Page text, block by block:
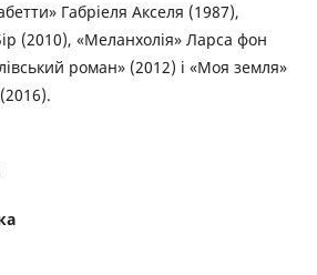
Габріеля Акселя (1987),
(2010), «Меланхолія» Ларса фон
роман» (2012) і «Моя земля»